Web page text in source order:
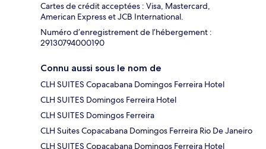
Cartes de crédit acceptées : Visa, Mastercard,
American Express et JCB International.
Numéro d’enregistrement de l’hébergement :
29130794000190
Connu aussi sous le nom de
CLH SUITES Copacabana Domingos Ferreira Hotel
CLH SUITES Domingos Ferreira Hotel
CLH SUITES Domingos Ferreira
CLH Suites Copacabana Domingos Ferreira Rio De Janeiro
CLH SUITES Copacabana Domingos Ferreira Hotel